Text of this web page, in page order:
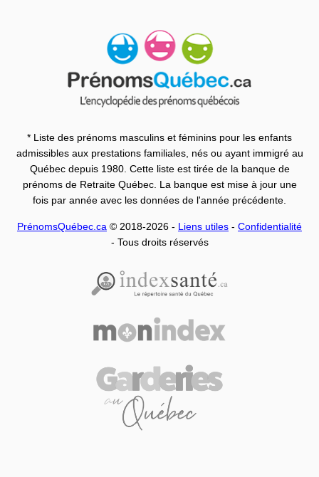
* Liste des prénoms masculins et féminins pour les enfants
admissibles aux prestations familiales, nés ou ayant immigré au
Québec depuis 1980. Cette liste est tirée de la banque de
prénoms de Retraite Québec. La banque est mise à jour une
fois par année avec les données de l'année précédente.
PrénomsQuébec.ca © 2018-2026 - Liens utiles - Confidentialité
- Tous droits réservés